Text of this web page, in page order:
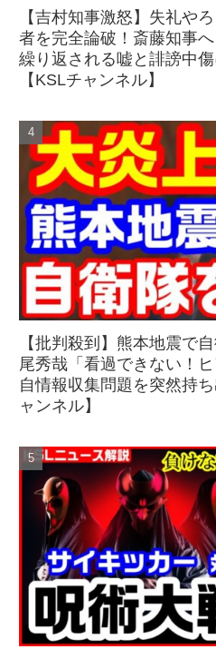
【吉村知事激怒】失礼や
者を完全論破！斎藤知事へ
繰り返される嘘と誹謗中
【KSLチャンネル】
【批判殺到】熊本地震で
尾秀哉「看過できない！
自情報収集問題を突然持
ャンネル】